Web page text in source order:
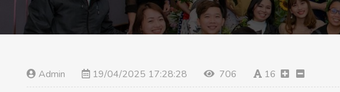
Admin 19/04/2025 17:28:28 706 16